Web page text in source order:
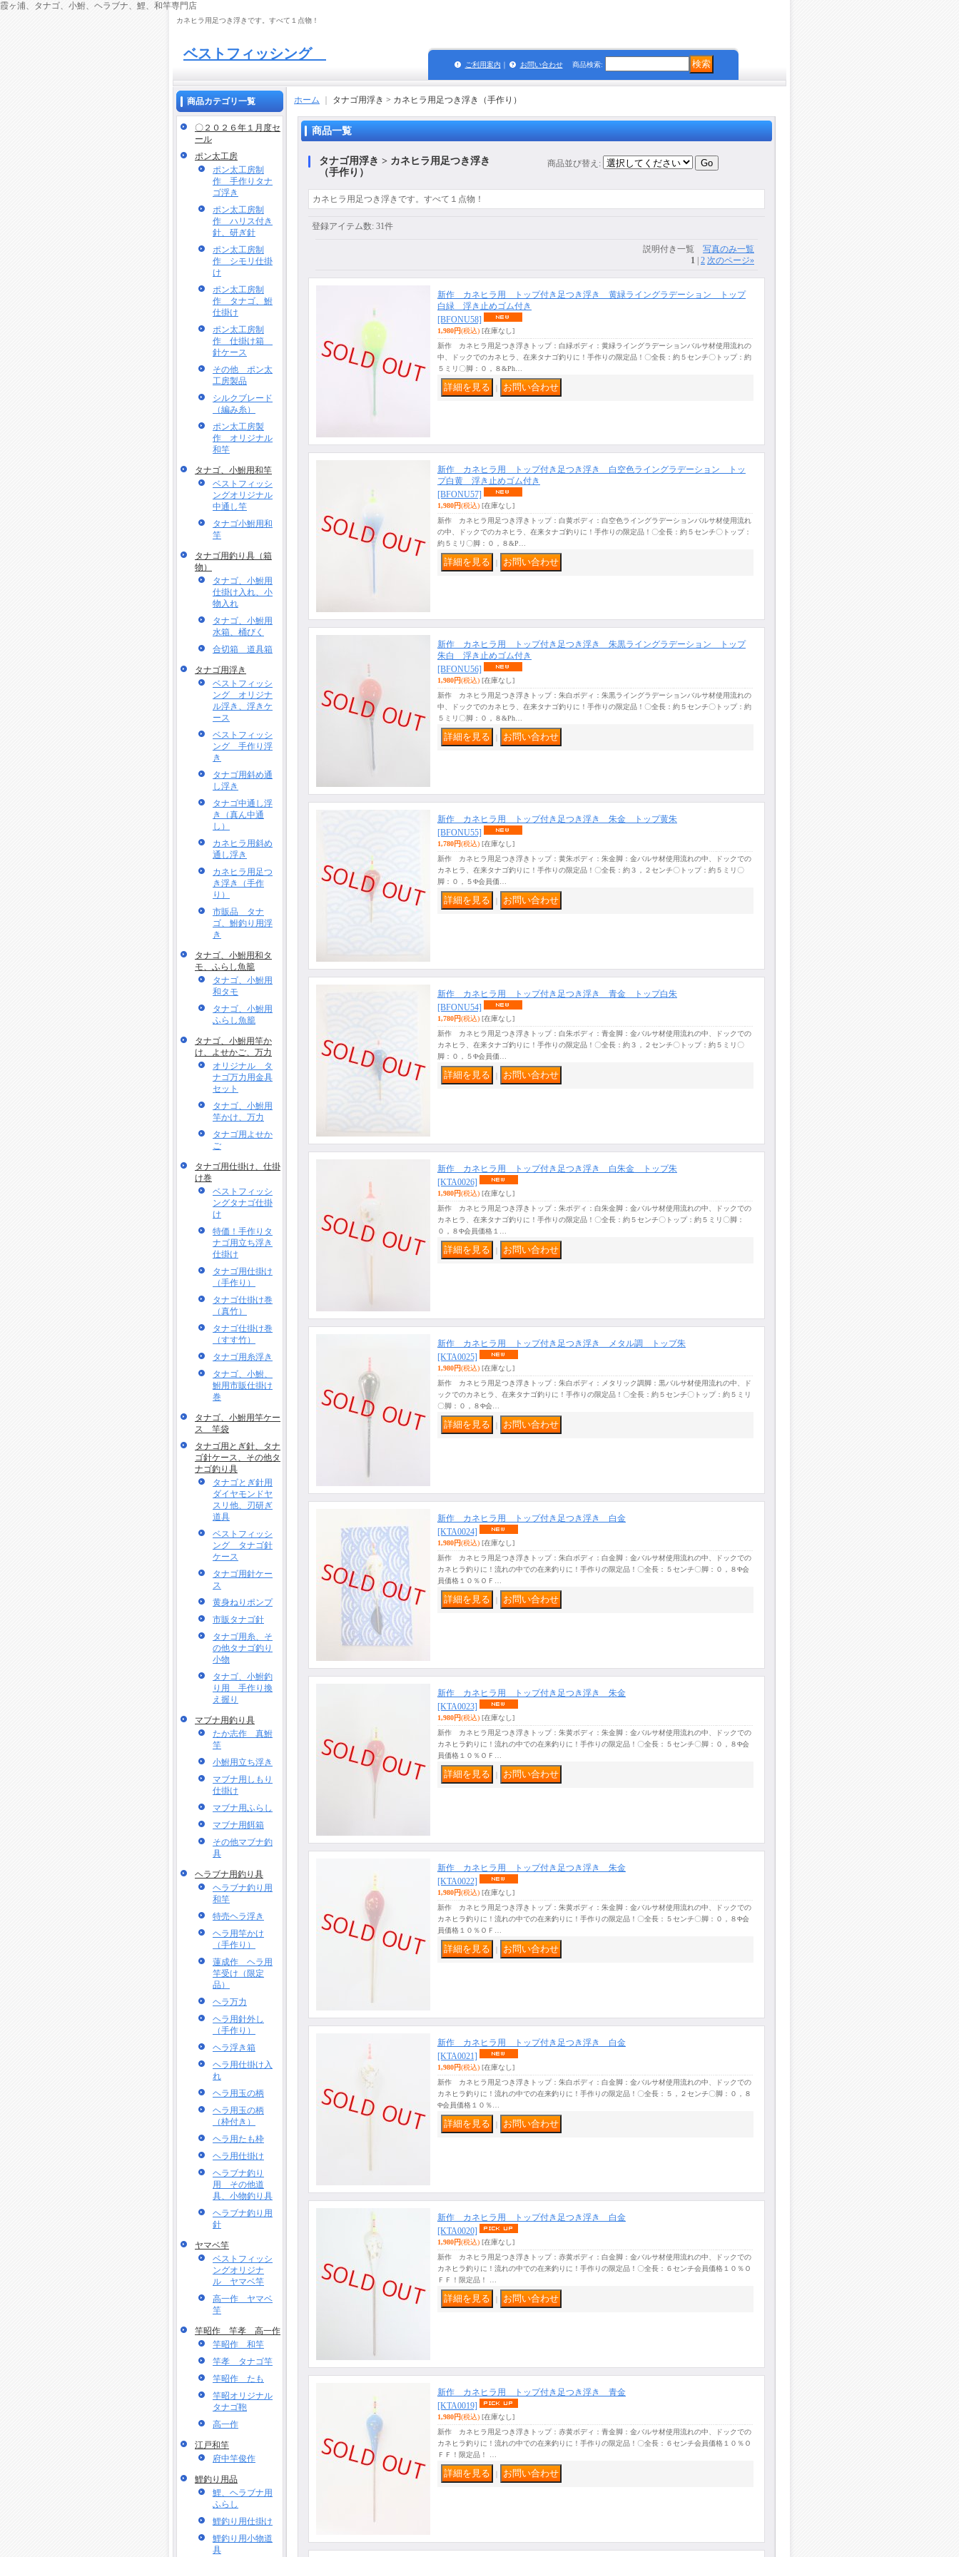
霞ヶ浦、タナゴ、小鮒、ヘラブナ、鯉、和竿専門店
カネヒラ用足つき浮きです。すべて１点物！
ベストフィッシング
ご利用案内 ｜ お問い合わせ 商品検索:
商品カテゴリ一覧
〇２０２６年１月度セ
ール
ポン太工房
ポン太工房制
作 手作りタナ
ゴ浮き
ポン太工房制
作 ハリス付き
針、研ぎ針
ポン太工房制
作 シモリ仕掛
け
ポン太工房制
作 タナゴ、鮒
仕掛け
ポン太工房制
作 仕掛け箱
針ケース
その他 ポン太
工房製品
シルクブレード
（編み糸）
ポン太工房製
作 オリジナル
和竿
タナゴ、小鮒用和竿
ベストフィッシ
ングオリジナル
中通し竿
タナゴ小鮒用和
竿
タナゴ用釣り具（箱
物）
タナゴ、小鮒用
仕掛け入れ、小
物入れ
タナゴ、小鮒用
水箱、桶びく
合切箱 道具箱
タナゴ用浮き
ベストフィッシ
ング オリジナ
ル浮き、浮きケ
ース
ベストフィッシ
ング 手作り浮
き
タナゴ用斜め通
し浮き
タナゴ中通し浮
き（真ん中通
し）
カネヒラ用斜め
通し浮き
カネヒラ用足つ
き浮き（手作
り）
市販品 タナ
ゴ、鮒釣り用浮
き
タナゴ、小鮒用和タ
モ、ふらし魚籠
タナゴ、小鮒用
和タモ
タナゴ、小鮒用
ふらし魚籠
タナゴ、小鮒用竿か
け、よせかご、万力
オリジナル タ
ナゴ万力用金具
セット
タナゴ、小鮒用
竿かけ、万力
タナゴ用よせか
ご
タナゴ用仕掛け、仕掛
け巻
ベストフィッシ
ングタナゴ仕掛
け
特価！手作りタ
ナゴ用立ち浮き
仕掛け
タナゴ用仕掛け
（手作り）
タナゴ仕掛け巻
（真竹）
タナゴ仕掛け巻
（すす竹）
タナゴ用糸浮き
タナゴ、小鮒、
鮒用市販仕掛け
巻
タナゴ、小鮒用竿ケー
ス 竿袋
タナゴ用とぎ針、タナ
ゴ針ケース、その他タ
ナゴ釣り具
タナゴとぎ針用
ダイヤモンドヤ
スリ他、刃研ぎ
道具
ベストフィッシ
ング タナゴ針
ケース
タナゴ用針ケー
ス
黄身ねりポンプ
市販タナゴ針
タナゴ用糸、そ
の他タナゴ釣り
小物
タナゴ、小鮒釣
り用 手作り換
え握り
マブナ用釣り具
たか志作 真鮒
竿
小鮒用立ち浮き
マブナ用しもり
仕掛け
マブナ用ふらし
マブナ用餌箱
その他マブナ釣
具
ヘラブナ用釣り具
ヘラブナ釣り用
和竿
特売ヘラ浮き
ヘラ用竿かけ
（手作り）
蓮成作 ヘラ用
竿受け（限定
品）
ヘラ万力
ヘラ用針外し
（手作り）
ヘラ浮き箱
ヘラ用仕掛け入
れ
ヘラ用玉の柄
ヘラ用玉の柄
（枠付き）
ヘラ用たも枠
ヘラ用仕掛け
ヘラブナ釣り
用 その他道
具、小物釣り具
ヘラブナ釣り用
針
ヤマベ竿
ベストフィッシ
ングオリジナ
ル ヤマベ竿
高一作 ヤマベ
竿
竿昭作 竿孝 高一作
竿昭作 和竿
竿孝 タナゴ竿
竿昭作 たも
竿昭オリジナル
タナゴ鞄
高一作
江戸和竿
府中竿俊作
鯉釣り用品
鯉、ヘラブナ用
ふらし
鯉釣り用仕掛け
鯉釣り用小物道
具
ホーム タナゴ用浮き > カネヒラ用足つき浮き（手作り）
商品一覧
タナゴ用浮き > カネヒラ用足つき浮き
（手作り）
商品並び替え :
カネヒラ用足つき浮きです。すべて１点物！
登録アイテム数: 31件
説明付き一覧 写真のみ一覧
1 2 次のページ»
新作 カネヒラ用 トップ付き足つき浮き 黄緑ライングラデーション トップ
白緑 浮き止めゴム付き
[BFONU58]
1,980円(税込) [在庫なし]
新作 カネヒラ用足つき浮きトップ：白緑ボディ：黄緑ライングラデーションバルサ材使用流れの
中、ドックでのカネヒラ、在来タナゴ釣りに！手作りの限定品！〇全長：約５センチ〇トップ：約
５ミリ〇脚：０，８&Ph…
新作 カネヒラ用 トップ付き足つき浮き 白空色ライングラデーション トッ
プ白黄 浮き止めゴム付き
[BFONU57]
1,980円(税込) [在庫なし]
新作 カネヒラ用足つき浮きトップ：白黄ボディ：白空色ライングラデーションバルサ材使用流れ
の中、ドックでのカネヒラ、在来タナゴ釣りに！手作りの限定品！〇全長：約５センチ〇トップ：
約５ミリ〇脚：０，８&P…
新作 カネヒラ用 トップ付き足つき浮き 朱黒ライングラデーション トップ
朱白 浮き止めゴム付き
[BFONU56]
1,980円(税込) [在庫なし]
新作 カネヒラ用足つき浮きトップ：朱白ボディ：朱黒ライングラデーションバルサ材使用流れの
中、ドックでのカネヒラ、在来タナゴ釣りに！手作りの限定品！〇全長：約５センチ〇トップ：約
５ミリ〇脚：０，８&Ph…
新作 カネヒラ用 トップ付き足つき浮き 朱金 トップ黄朱
[BFONU55]
1,780円(税込) [在庫なし]
新作 カネヒラ用足つき浮きトップ：黄朱ボディ：朱金脚：金バルサ材使用流れの中、ドックでの
カネヒラ、在来タナゴ釣りに！手作りの限定品！〇全長：約３，２センチ〇トップ：約５ミリ〇
脚：０，５Φ会員価…
新作 カネヒラ用 トップ付き足つき浮き 青金 トップ白朱
[BFONU54]
1,780円(税込) [在庫なし]
新作 カネヒラ用足つき浮きトップ：白朱ボディ：青金脚：金バルサ材使用流れの中、ドックでの
カネヒラ、在来タナゴ釣りに！手作りの限定品！〇全長：約３，２センチ〇トップ：約５ミリ〇
脚：０，５Φ会員価…
新作 カネヒラ用 トップ付き足つき浮き 白朱金 トップ朱
[KTA0026]
1,980円(税込) [在庫なし]
新作 カネヒラ用足つき浮きトップ：朱ボディ：白朱金脚：金バルサ材使用流れの中、ドックでの
カネヒラ、在来タナゴ釣りに！手作りの限定品！〇全長：約５センチ〇トップ：約５ミリ〇脚：
０，８Φ会員価格１…
新作 カネヒラ用 トップ付き足つき浮き メタル調 トップ朱
[KTA0025]
1,980円(税込) [在庫なし]
新作 カネヒラ用足つき浮きトップ：朱白ボディ：メタリック調脚：黒バルサ材使用流れの中、ド
ックでのカネヒラ、在来タナゴ釣りに！手作りの限定品！〇全長：約５センチ〇トップ：約５ミリ
〇脚：０，８Φ会…
新作 カネヒラ用 トップ付き足つき浮き 白金
[KTA0024]
1,980円(税込) [在庫なし]
新作 カネヒラ用足つき浮きトップ：朱白ボディ：白金脚：金バルサ材使用流れの中、ドックでの
カネヒラ釣りに！流れの中での在来釣りに！手作りの限定品！〇全長：５センチ〇脚：０，８Φ会
員価格１０％ＯＦ…
新作 カネヒラ用 トップ付き足つき浮き 朱金
[KTA0023]
1,980円(税込) [在庫なし]
新作 カネヒラ用足つき浮きトップ：朱黄ボディ：朱金脚：金バルサ材使用流れの中、ドックでの
カネヒラ釣りに！流れの中での在来釣りに！手作りの限定品！〇全長：５センチ〇脚：０，８Φ会
員価格１０％ＯＦ…
新作 カネヒラ用 トップ付き足つき浮き 朱金
[KTA0022]
1,980円(税込) [在庫なし]
新作 カネヒラ用足つき浮きトップ：朱黄ボディ：朱金脚：金バルサ材使用流れの中、ドックでの
カネヒラ釣りに！流れの中での在来釣りに！手作りの限定品！〇全長：５センチ〇脚：０，８Φ会
員価格１０％ＯＦ…
新作 カネヒラ用 トップ付き足つき浮き 白金
[KTA0021]
1,980円(税込) [在庫なし]
新作 カネヒラ用足つき浮きトップ：朱白ボディ：白金脚：金バルサ材使用流れの中、ドックでの
カネヒラ釣りに！流れの中での在来釣りに！手作りの限定品！〇全長：５，２センチ〇脚：０，８
Φ会員価格１０％…
新作 カネヒラ用 トップ付き足つき浮き 白金
[KTA0020]
1,980円(税込) [在庫なし]
新作 カネヒラ用足つき浮きトップ：赤黄ボディ：白金脚：金バルサ材使用流れの中、ドックでの
カネヒラ釣りに！流れの中での在来釣りに！手作りの限定品！〇全長：６センチ会員価格１０％Ｏ
ＦＦ！限定品！ …
新作 カネヒラ用 トップ付き足つき浮き 青金
[KTA0019]
1,980円(税込) [在庫なし]
新作 カネヒラ用足つき浮きトップ：赤黄ボディ：青金脚：金バルサ材使用流れの中、ドックでの
カネヒラ釣りに！流れの中での在来釣りに！手作りの限定品！〇全長：６センチ会員価格１０％Ｏ
ＦＦ！限定品！ …